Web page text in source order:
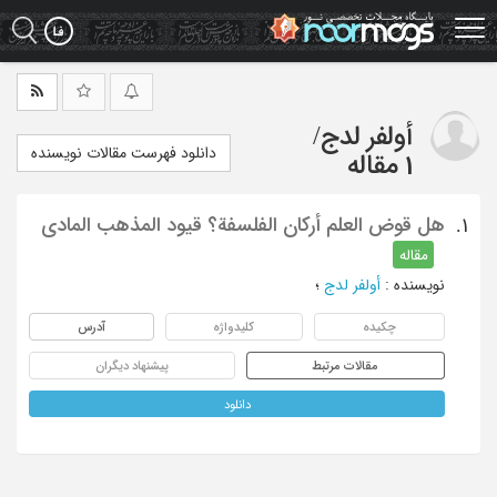
Skip
to
main
أولفر لدج/
1 مقاله
دانلود فهرست مقالات نویسنده
1. هل قوض العلم أرکان الفلسفة؟ قیود المذهب المادی
مقاله
نویسنده : أولفر لدج ؛
چکیده کلیدواژه آدرس
مقالات مرتبط پیشنهاد دیگران
دانلود